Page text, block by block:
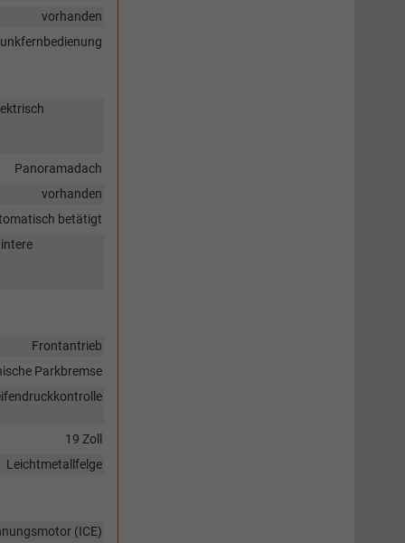
vorhanden
Panoramadach
vorhanden
betätigt
Frontantrieb
Parkbremse
19 Zoll
Leichtmetallfelge
(ICE)